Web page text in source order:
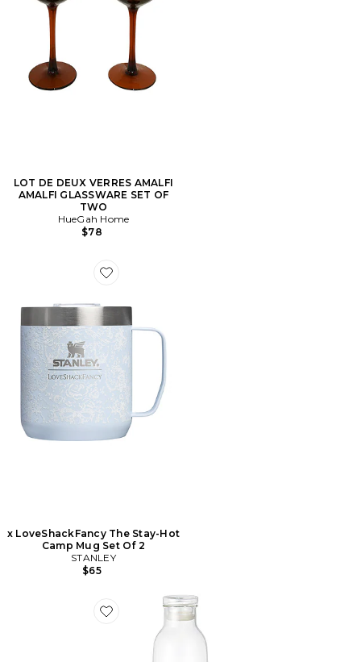
LOT DE DEUX VERRES AMALFI
AMALFI GLASSWARE SET OF
TWO
HueGah Home
$78
Favorite x LoveShackFancy The Stay-Hot Camp Mug
x LoveShackFancy The Stay-Hot
Camp Mug Set Of 2
STANLEY
$65
Favorite CARAFE 1 L BOTTLIT CARAFE 1L